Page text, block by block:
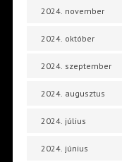
2024. november
2024. október
2024. szeptember
2024. augusztus
2024. július
2024. június